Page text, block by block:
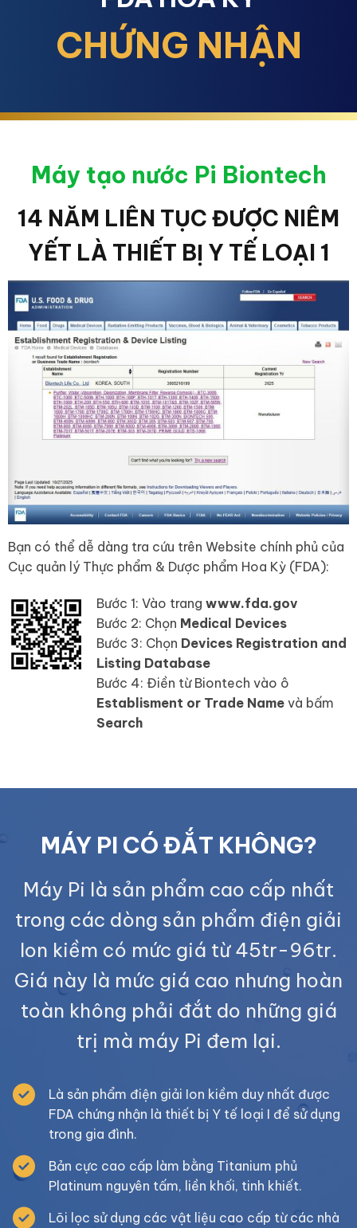
CHỨNG NHẬN
Máy tạo nước Pi Biontech
14 NĂM LIÊN TỤC ĐƯỢC NIÊM
YẾT LÀ THIẾT BỊ Y TẾ LOẠI 1
Bạn có thể dễ dàng tra cứu trên Website chính phủ của
Cục quản lý Thực phẩm & Dược phẩm Hoa Kỳ (FDA):
Bước 1: Vào trang www.fda.gov
Bước 2: Chọn Medical Devices
Bước 3: Chọn Devices Registration and
Listing Database
Bước 4: Điền từ Biontech vào ô
Establisment or Trade Namevà bấm
Search
MÁY PI CÓ ĐẮT KHÔNG?
Máy Pi là sản phẩm cao cấp nhất
trong các dòng sản phẩm điện giải
Ion kiềm có mức giá từ 45tr-96tr.
Giá này là mức giá cao nhưng hoàn
toàn không phải đắt do những giá
trị mà máy Pi đem lại.
Là sản phẩm điện giải Ion kiềm duy nhất được
FDA chứng nhận là thiết bị Y tế loại I để sử dụng
trong gia đình.
Bản cực cao cấp làm bằng Titanium phủ
Platinum nguyên tấm, liền khối, tinh khiết.
Lõi lọc sử dụng các vật liệu cao cấp từ các nhà